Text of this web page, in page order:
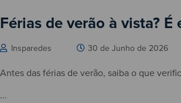
Férias de verão à vista?
Insparedes 30 de Junho de 2026
Antes das férias de verão, saiba o que
...